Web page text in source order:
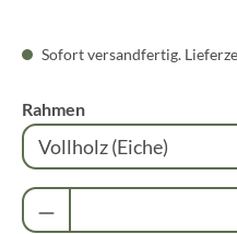
Sofort versandfertig.
Rahmenauswählen
Produkt Anzahl: